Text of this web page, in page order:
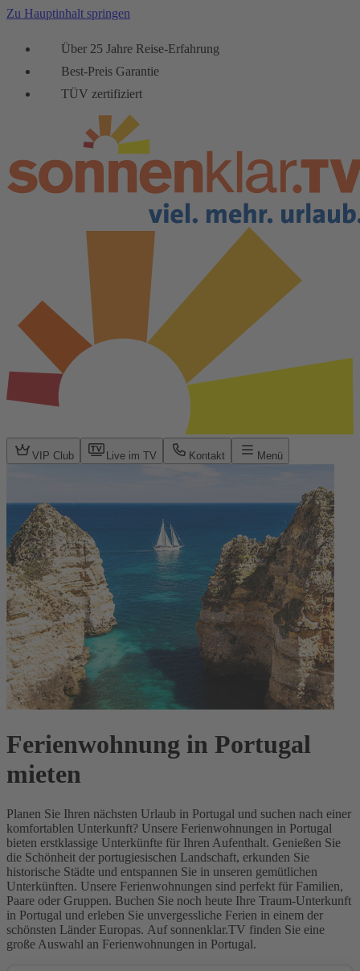
Zu Hauptinhalt springen
Über 25 Jahre Reise-Erfahrung
Best-Preis Garantie
TÜV zertifiziert
VIP Club Live im TV Kontakt Menü
Ferienwohnung in Portugal
mieten
Planen Sie Ihren nächsten Urlaub in Portugal und suchen nach einer
komfortablen Unterkunft? Unsere Ferienwohnungen in Portugal
bieten erstklassige Unterkünfte für Ihren Aufenthalt. Genießen Sie
die Schönheit der portugiesischen Landschaft, erkunden Sie
historische Städte und entspannen Sie in unseren gemütlichen
Unterkünften. Unsere Ferienwohnungen sind perfekt für Familien,
Paare oder Gruppen. Buchen Sie noch heute Ihre Traum-Unterkunft
in Portugal und erleben Sie unvergessliche Ferien in einem der
schönsten Länder Europas. Auf sonnenklar.TV finden Sie eine
große Auswahl an Ferienwohnungen in Portugal.